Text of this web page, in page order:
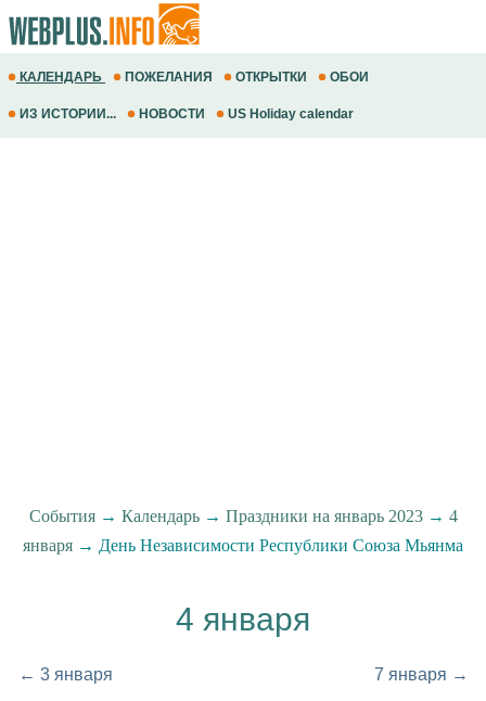
КАЛЕНДАРЬ ПОЖЕЛАНИЯ ОТКРЫТКИ ОБОИ
ИЗ ИСТОРИИ... НОВОСТИ US Holiday calendar
События→ Календарь→ Праздники на январь 2023→ 4
января → День Независимости Республики Союза Мьянма
4 января
← 3 января 7 января →